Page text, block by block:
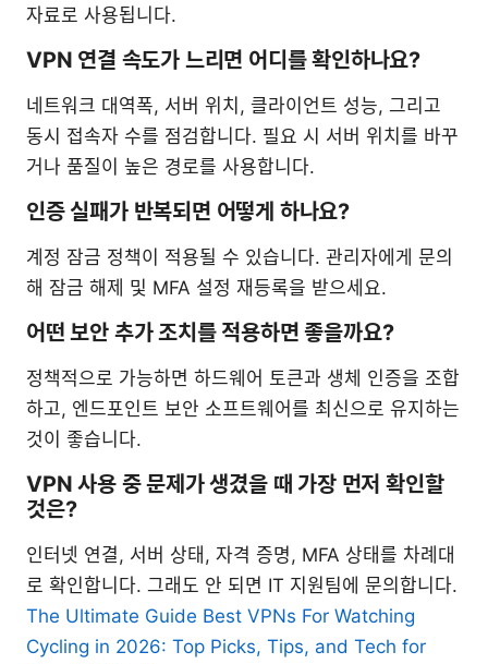
자료로 사용됩니다.
VPN 연결 속도가 느리면 어디를 확인하나요?
네트워크 대역폭, 서버 위치, 클라이언트 성능, 그리고
동시 접속자 수를 점검합니다. 필요 시 서버 위치를 바꾸
거나 품질이 높은 경로를 사용합니다.
인증 실패가 반복되면 어떻게 하나요?
계정 잠금 정책이 적용될 수 있습니다. 관리자에게 문의
해 잠금 해제 및 MFA 설정 재등록을 받으세요.
어떤 보안 추가 조치를 적용하면 좋을까요?
정책적으로 가능하면 하드웨어 토큰과 생체 인증을 조합
하고, 엔드포인트 보안 소프트웨어를 최신으로 유지하는
것이 좋습니다.
VPN 사용 중 문제가 생겼을 때 가장 먼저 확인할
것은?
인터넷 연결, 서버 상태, 자격 증명, MFA 상태를 차례대
로 확인합니다. 그래도 안 되면 IT 지원팀에 문의합니다.
The Ultimate Guide Best VPNs For Watching
Cycling in 2026: Top Picks, Tips, and Tech for